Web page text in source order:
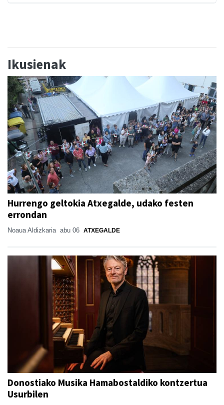
Ikusienak
Hurrengo geltokia Atxegalde, udako festen
errondan
Noaua Aldizkaria abu 06 ATXEGALDE
Donostiako Musika Hamabostaldiko kontzertua
Usurbilen